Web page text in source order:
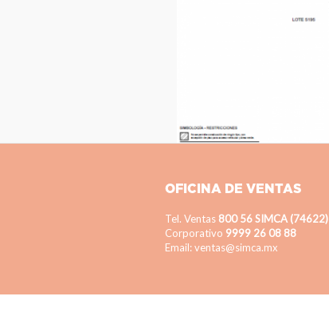
OFICINA DE VENTAS
Tel. Ventas 800 56 SIMCA (74622)
Corporativo 9999 26 08 88
Email: ventas@simca.mx